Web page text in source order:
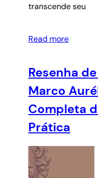
transcende seu
Read more
Resenha
Marco
Completa
Prática